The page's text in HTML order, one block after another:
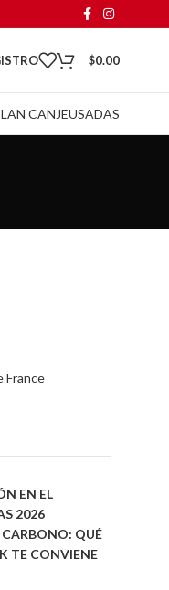
$0.00
CANJEUSADAS
France
EN EL
2026
QUÉ
TE CONVIENE